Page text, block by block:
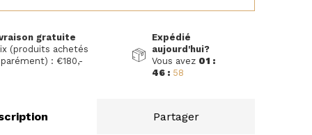
gratuite
(produits achetés
: €180,-
Expédié
aujourd'hui?
Vous avez 01 :
46 : 57
Partager